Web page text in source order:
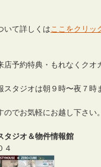
いて詳しくはここをクリッ
予約特典・もれなくクオ
タジオは朝９時〜夜７時
でお気軽にお越し下さい。
タジオ＆物件情報館
４